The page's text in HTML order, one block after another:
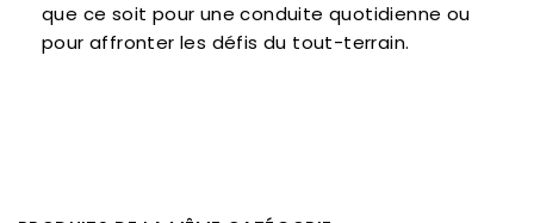
que ce soit pour une conduite quotidienne ou
pour affronter les défis du tout-terrain.